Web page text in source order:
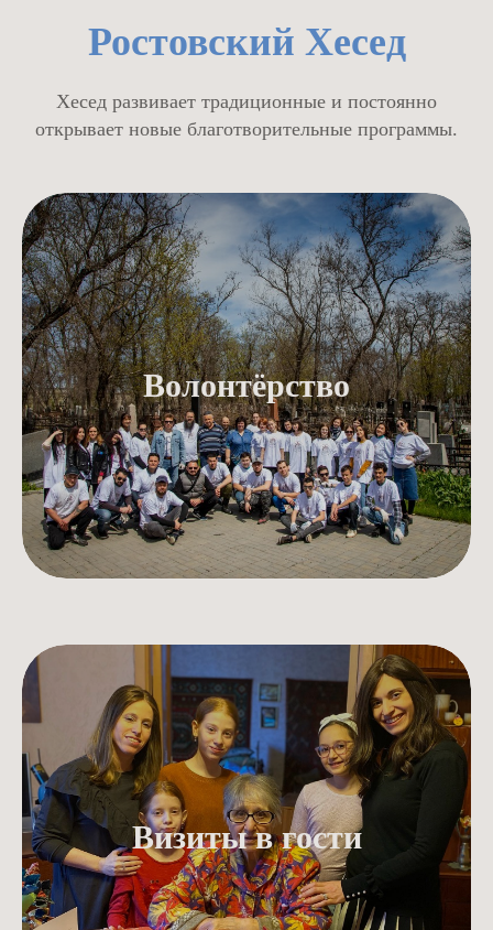
Ростовский Хесед
Хесед развивает традиционные и постоянно
открывает новые благотворительные программы.
Волонтёрство
Визиты в гости